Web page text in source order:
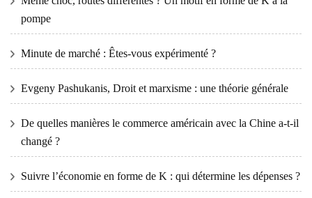
pompe
Minute de marché : Êtes-vous expérimenté ?
Evgeny Pashukanis, Droit et marxisme : une théorie générale
De quelles manières le commerce américain avec la Chine a-t-il
changé ?
Suivre l’économie en forme de K : qui détermine les dépenses ?